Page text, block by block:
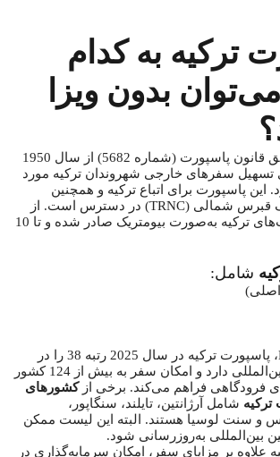
ترکیه به کدام
بدون ویزا
پاسپورت ترکیه مطابق قانون پاسپورت (شماره 5682) از سال 1950
سفرهای خارجی شهروندان ترکیه مورد
این پاسپورت برای اتباع ترکیه و همچنین
مقیمان جمهوری ترک قبرس شمالی (TRNC) در دسترس است. از
سال 2010، پاسپورت‌های ترکیه به‌صورت بیومتریک صادر شده و تا 10
شامل:
طبق گزارش Henley، پاسپورت ترکیه در سال 2025 رتبه 38 را در
میان پاسپورت‌های بین‌المللی دارد و امکان سفر به بیش از 124 کشور
فرودگاهی فراهم می‌کند. برخی ازکشورهای
ترکیه شامل آرژانتین، تایلند، سنگاپور،
و سنت لوسیا هستند. البته این لیست ممکن
بین‌المللی به‌روزرسانی شود.
علاوه بر مزایای سفر، امکان سرمایه‌گذاری در